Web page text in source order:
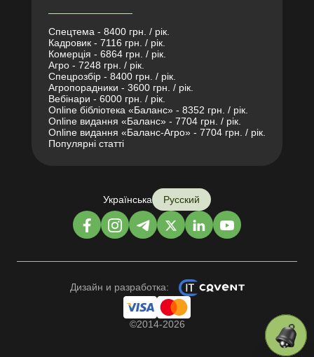
Спецтема - 8400 грн. / рік.
Кадровик - 7116 грн. / рік.
Комерція - 6864 грн. / рік.
Агро - 7248 грн. / рік.
Спецрозбір - 8400 грн. / рік.
Агропорадники - 3600 грн. / рік.
Вебінари - 6000 грн. / рік.
Online бібліотека «Баланс» - 8352 грн. / рік.
Online видання «Баланс» - 7704 грн. / рік.
Online видання «Баланс-Агро» - 7704 грн. / рік.
Популярні статті
Українська Русский
Дизайн и разработка:
©2014-2026